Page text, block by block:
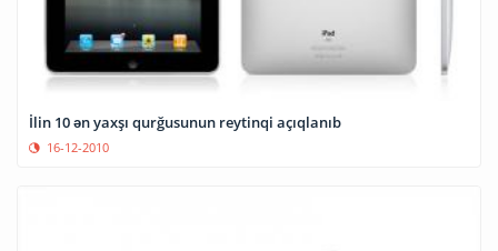
İlin 10 ən yaxşı qurğusunun reytinqi açıqlanıb
16-12-2010